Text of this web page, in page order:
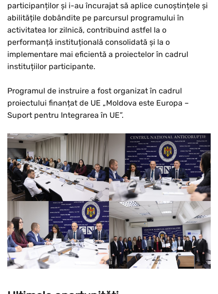
participanților și i-au încurajat să aplice cunoștințele și
abilitățile dobândite pe parcursul programului în
activitatea lor zilnică, contribuind astfel la o
performanță instituțională consolidată și la o
implementare mai eficientă a proiectelor în cadrul
instituțiilor participante.
Programul de instruire a fost organizat în cadrul
proiectului finanțat de UE „Moldova este Europa –
Suport pentru Integrarea în UE”.